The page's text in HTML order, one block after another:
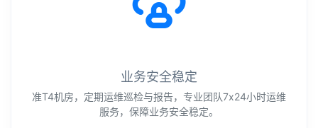
业务安全稳定
准T4机房，定期运维巡检与报告，专业团队7x24小时运维
服务，保障业务安全稳定。